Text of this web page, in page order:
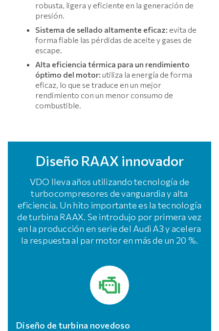
robusta, ligera y eficiente en la generación de
presión.
Sistema de sellado altamente eficaz: evita de
forma fiable las pérdidas de aceite y gases de
escape.
Alta eficiencia térmica para un rendimiento
óptimo del motor: utiliza la energía de forma
eficaz, lo que se traduce en un mejor
rendimiento con un menor consumo de
combustible.
Diseño RAAX innovador
VDO lleva años utilizando tecnología de
turbocompresores de vanguardia y alta
eficiencia. Un hito importante es la tecnología
de turbina RAAX. Se introdujo por primera vez
en la producción en serie del Audi A3 y acelera
la respuesta al par motor en más de un 20 %.
Diseño de turbina novedoso